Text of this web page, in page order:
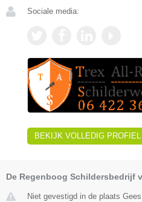
Sociale media:
BEKIJK VOLLEDIG PROFIEL
De Regenboog Schildersbedrijf
Niet gevestigd in de plaats